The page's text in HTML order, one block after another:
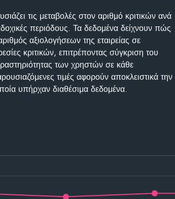
τις μεταβολές στον αριθμό κριτικών ανά
περιόδους. Τα δεδομένα δείχνουν πώς
αξιολογήσεων της εταιρείας σε
κριτικών, επιτρέποντας σύγκριση του
των χρηστών σε κάθε
τιμές αφορούν αποκλειστικά την
υπήρχαν διαθέσιμα δεδομένα.